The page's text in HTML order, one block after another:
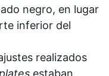
negro, en lugar
inferior del
realizados
estaban